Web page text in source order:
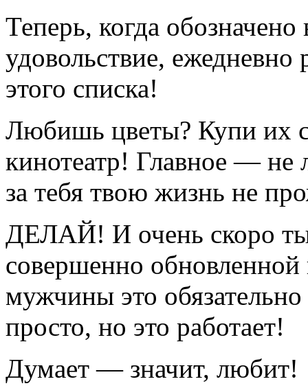
Теперь, когда
удовольствие, ежедневно
этого списка!
Любишь цветы? Купи их
кинотеатр! Главное — не
за тебя твою жизнь не
ДЕЛАЙ! И очень скоро ты
совершенно
мужчины это
просто, но это работает!
Думает — значит, любит!